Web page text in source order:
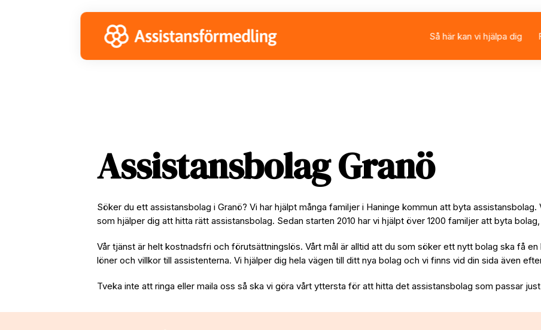
Så här kan vi hjälpa dig
Assistansbolag Granö
Söker du ett assistansbolag i Granö? Vi har hjälpt många familjer i Haninge kommun att byta
som hjälper dig att hitta rätt assistansbolag. Sedan starten 2010 har vi hjälpt över 1200 familjer att byta
Vår tjänst är helt kostnadsfri och förutsättningslös. Vårt mål är alltid att du som söker ett nytt bolag ska få
löner och villkor till assistenterna. Vi hjälper dig hela vägen till ditt nya bolag och vi finns vid din sida även
Tveka inte att ringa eller maila oss så ska vi göra vårt yttersta för att hitta det assistansbolag som passar